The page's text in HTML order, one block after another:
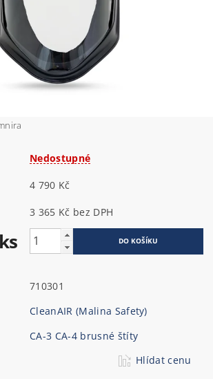
Nedostupné
4 790 Kč
3 365 Kč bez DPH
710301
CleanAIR (Malina Safety)
CA-3 CA-4 brusné štíty
Hlídat cenu